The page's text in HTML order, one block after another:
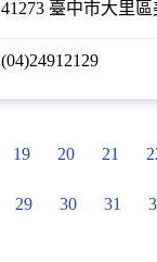
41273 臺中市大里
(04)24912129
19 20 21
29 30 31